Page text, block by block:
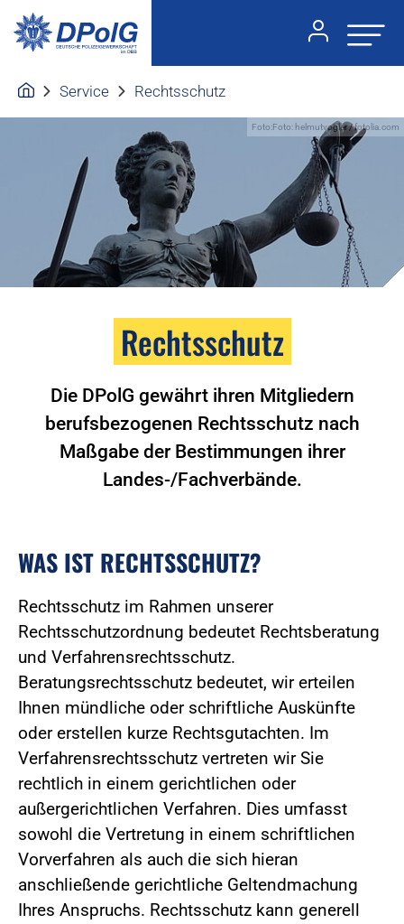
Service Rechtsschutz
Foto:Foto: helmutvogler / fotolia.com
Rechtsschutz
Die DPolG gewährt ihren Mitgliedern
berufsbezogenen Rechtsschutz nach
Maßgabe der Bestimmungen ihrer
Landes-/Fachverbände.
WAS IST RECHTSSCHUTZ?
Rechtsschutz im Rahmen unserer
Rechtsschutzordnung bedeutet Rechtsberatung
und Verfahrensrechtsschutz.
Beratungsrechtsschutz bedeutet, wir erteilen
Ihnen mündliche oder schriftliche Auskünfte
oder erstellen kurze Rechtsgutachten. Im
Verfahrensrechtsschutz vertreten wir Sie
rechtlich in einem gerichtlichen oder
außergerichtlichen Verfahren. Dies umfasst
sowohl die Vertretung in einem schriftlichen
Vorverfahren als auch die sich hieran
anschließende gerichtliche Geltendmachung
Ihres Anspruchs. Rechtsschutz kann generell